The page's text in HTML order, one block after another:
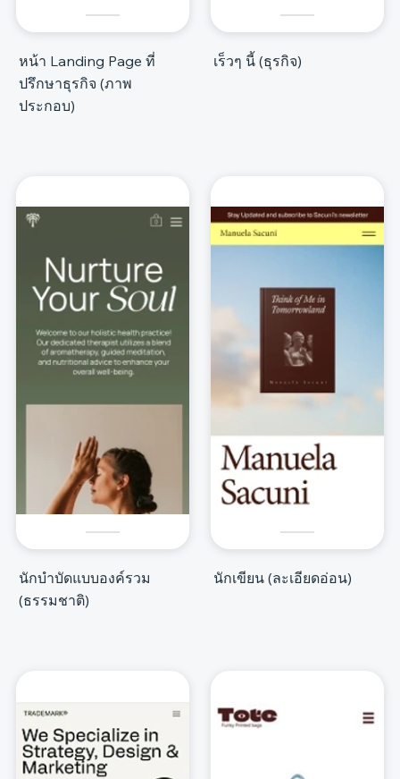
หน้า Landing Page ที่
ปรึกษาธุรกิจ (ภาพ
ประกอบ)
เร็วๆ นี้ (ธุรกิจ)
นักบำบัดแบบองค์รวม
(ธรรมชาติ)
นักเขียน (ละเอียดอ่อน)